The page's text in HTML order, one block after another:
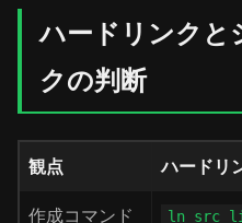
ハードリンクと
クの判断
観点 ハードリ
作成コマンド ln src